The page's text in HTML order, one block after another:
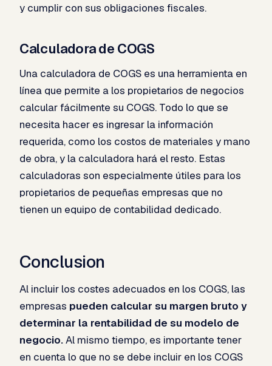
y cumplir con sus obligaciones fiscales.
Calculadora de COGS
Una calculadora de COGS es una herramienta en
línea que permite a los propietarios de negocios
calcular fácilmente su COGS. Todo lo que se
necesita hacer es ingresar la información
requerida, como los costos de materiales y mano
de obra, y la calculadora hará el resto. Estas
calculadoras son especialmente útiles para los
propietarios de pequeñas empresas que no
tienen un equipo de contabilidad dedicado.
Conclusion
Al incluir los costes adecuados en los COGS, las
empresas pueden calcular su margen bruto y
determinar la rentabilidad de su modelo de
negocio.Al mismo tiempo, es importante tener
en cuenta lo que no se debe incluir en los COGS